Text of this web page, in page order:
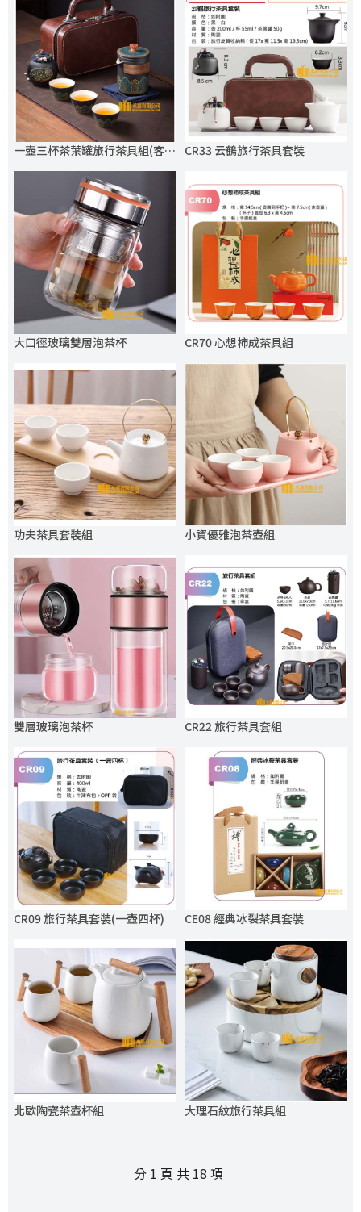
一壺三杯茶葉罐旅行茶具組(客製化logo) CR33 云鶴旅行茶具套裝
大口徑玻璃雙層泡茶杯 CR70 心想柿成茶具組
功夫茶具套裝組 小資優雅泡茶壺組
雙層玻璃泡茶杯 CR22 旅行茶具套組
CR09 旅行茶具套裝(一壺四杯) CE08 經典冰裂茶具套裝
北歐陶瓷茶壺杯組 大理石紋旅行茶具組
分 1 頁 共 18 項